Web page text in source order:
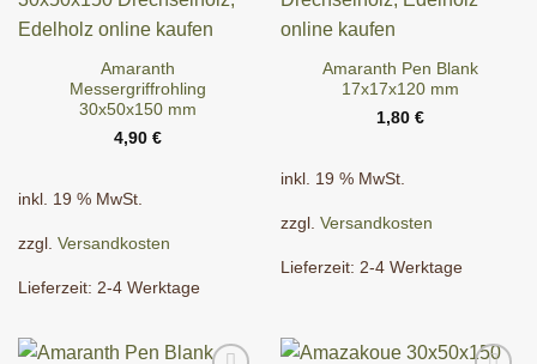
Amaranth
Messergriffrohling
30x50x150 mm
4,90 €
inkl. 19 % MwSt.
zzgl. Versandkosten
Lieferzeit: 2-4 Werktage
Amaranth Pen Blank
17x17x120 mm
1,80 €
inkl. 19 % MwSt.
zzgl. Versandkosten
Lieferzeit: 2-4 Werktage